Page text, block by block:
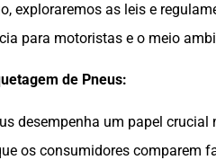
exploraremos as leis e
para motoristas e o meio
de Pneus:
desempenha um papel
os consumidores comparem